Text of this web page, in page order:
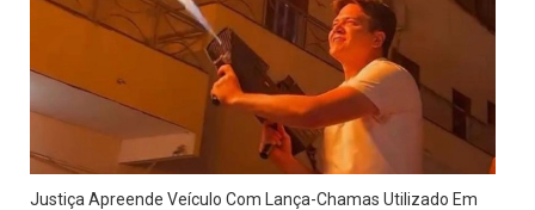
Justiça Apreende Veículo Com Lança-Chamas Utilizado Em